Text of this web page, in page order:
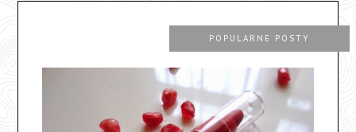
POPULARNE POSTY